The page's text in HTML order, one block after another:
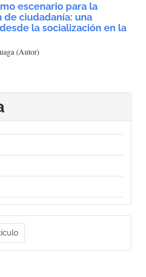
escenario para la
ciudadanía: una
la socialización en la
(Autor)